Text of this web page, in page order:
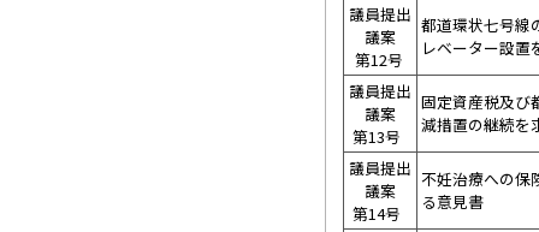
議員提出
議案
第12号
都道環状七号線
レベーター設置
議員提出
議案
第13号
固定資産税及び
減措置の継続を
議員提出
議案
第14号
不妊治療への保
る意見書